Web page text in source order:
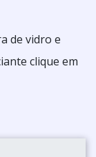
de vidro e
clique em